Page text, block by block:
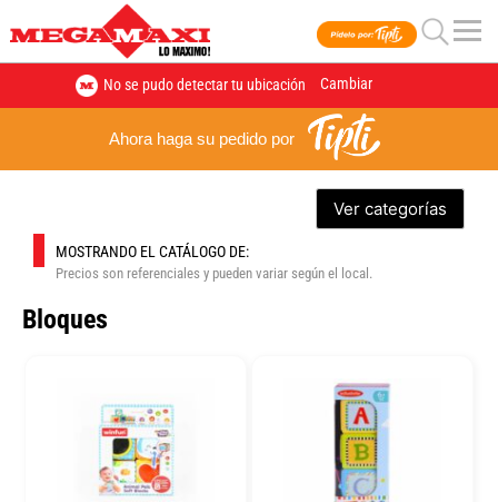
No se pudo detectar tu ubicación Cambiar
Ahora haga su pedido por
Ver categorías
MOSTRANDO EL CATÁLOGO DE:
Precios son referenciales y pueden variar según el local.
Bloques